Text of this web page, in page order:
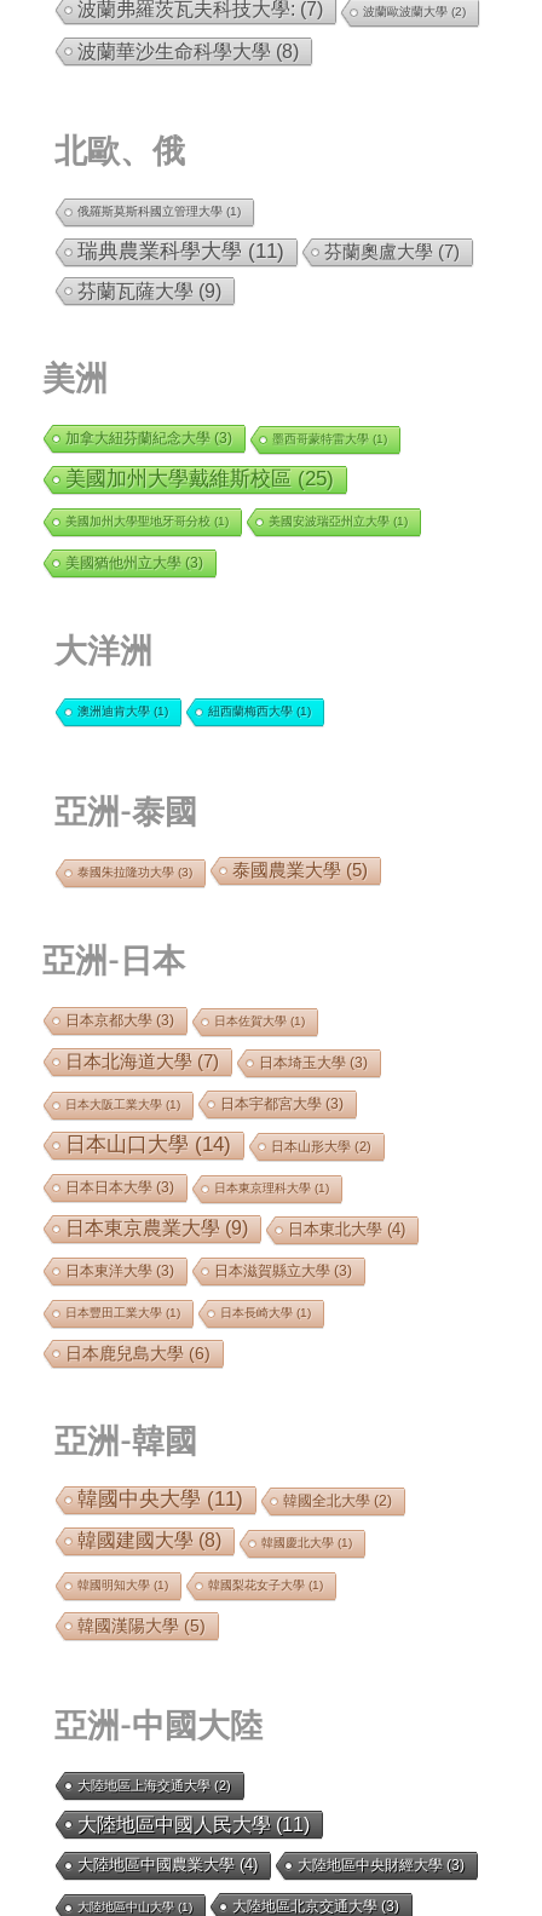
波蘭弗羅茨瓦夫科技大學: (7) 波蘭歐波蘭大學 (2)
波蘭華沙生命科學大學 (8)
北歐、俄
俄羅斯莫斯科國立管理大學 (1)
瑞典農業科學大學 (11) 芬蘭奧盧大學 (7)
芬蘭瓦薩大學 (9)
美洲
加拿大紐芬蘭紀念大學(3) 墨西哥蒙特雷大學 (1)
美國加州大學戴維斯校區(25)
美國加州大學聖地牙哥分校 (1) 美國安波瑞亞州立大學 (1)
美國猶他州立大學(3)
大洋洲
澳洲迪肯大學(1) 紐西蘭梅西大學(1)
亞洲-泰國
泰國朱拉隆功大學 (3) 泰國農業大學 (5)
亞洲-日本
日本京都大學 (3) 日本佐賀大學 (1)
日本北海道大學 (7) 日本埼玉大學 (3)
日本大阪工業大學 (1) 日本宇都宮大學 (3)
日本山口大學(14) 日本山形大學 (2)
日本日本大學 (3) 日本東京理科大學 (1)
日本東京農業大學 (9) 日本東北大學 (4)
日本東洋大學 (3) 日本滋賀縣立大學 (3)
日本豐田工業大學 (1) 日本長崎大學 (1)
日本鹿兒島大學 (6)
亞洲-韓國
韓國中央大學(11) 韓國全北大學 (2)
韓國建國大學 (8) 韓國慶北大學 (1)
韓國明知大學 (1) 韓國梨花女子大學 (1)
韓國漢陽大學 (5)
亞洲-中國大陸
大陸地區上海交通大學(2)
大陸地區中國人民大學(11)
大陸地區中國農業大學(4) 大陸地區中央財經大學(3)
大陸地區中山大學(1) 大陸地區北京交通大學(3)